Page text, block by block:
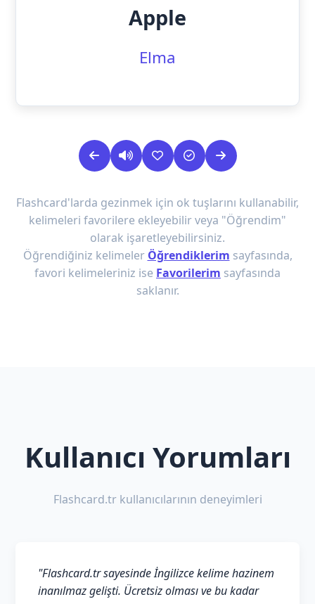
Apple
Elma
Flashcard'larda gezinmek için ok tuşlarını kullanabilir,
kelimeleri favorilere ekleyebilir veya "Öğrendim"
olarak işaretleyebilirsiniz.
Öğrendiğiniz kelimeler Öğrendiklerim sayfasında,
favori kelimeleriniz ise Favorilerim sayfasında
saklanır.
Kullanıcı Yorumları
Flashcard.tr kullanıcılarının deneyimleri
"Flashcard.tr sayesinde İngilizce kelime hazinem
inanılmaz gelişti. Ücretsiz olması ve bu kadar